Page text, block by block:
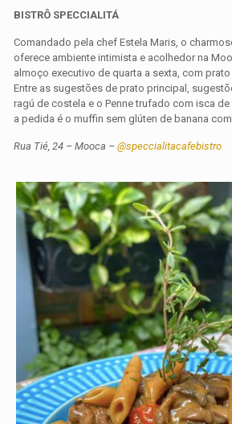
BISTRÔ SPECCIALITÁ
Comandado pela chef Estela Maris, o
oferece ambiente intimista e acolhedor na
almoço executivo de quarta a sexta, com prato
Entre as sugestões de prato principal,
ragú de costela e o Penne trufado com isca de
a pedida é o muffin sem glúten de banana
Rua Tié, 24 – Mooca –@speccialitacafebistro